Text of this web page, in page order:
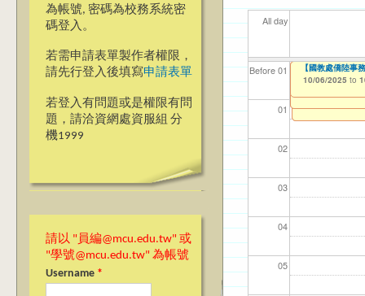
為帳號, 密碼為校務系統密
碼登入。
若需申請表單製作者權限，
請先行登入後填寫申請表單
若登入有問題或是權限有問
題，請洽資網處資服組 分
機1999
請以 "員編@mcu.edu.tw" 或
"學號@mcu.edu.tw" 為帳號
Username *
All day
Before 01
01
02
03
04
05
【資網處】
整合系統～表單
【財務處】工讀
11/12/2021 to
【財務處】漏打
錄
114學年度前程
表(服務學習教師
114學年度前程
回饋表(服務學習
114
03/
【學
07/
114
09/
商品
11/
教務
11/
114
02/
【財
08/
高中
09/
【高教深耕計
Application-
【高教深耕計
Program
【高教深耕計
Encourage
【國教處僑陸事
10/06/2025 to